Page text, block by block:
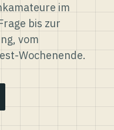
im
bis zur
vom
Wochenende.